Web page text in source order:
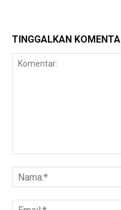
TINGGALKAN